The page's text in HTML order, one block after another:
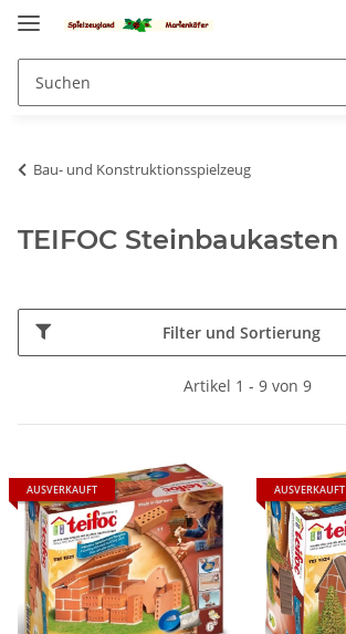
Bau- und Konstruktionsspielzeug
TEIFOC Steinbaukasten
Filter und Sortierung
Artikel 1 - 9 von 9
AUSVERKAUFT AUSVERKAUFT